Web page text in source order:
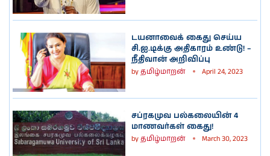
டயனாவைக் கைது செய்ய
சி.ஐ.டிக்கு அதிகாரம் உண்டு! –
நீதிவான் அறிவிப்பு
byதமிழ்மாறன் April 24, 2023
சப்ரகமுவ பல்கலையின் 4
மாணவர்கள் கைது!
byதமிழ்மாறன் March 30, 2023